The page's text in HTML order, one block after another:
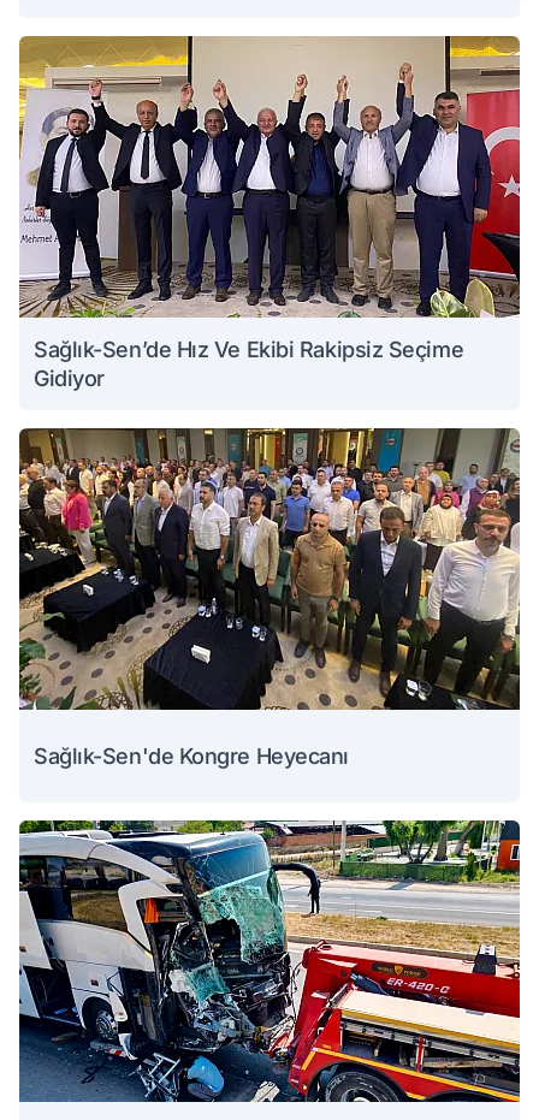
Sağlık-Sen’de Hız Ve Ekibi Rakipsiz Seçime
Gidiyor
Sağlık-Sen'de Kongre Heyecanı